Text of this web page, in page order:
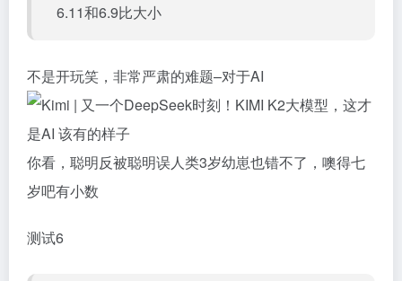
6.11和6.9比大小
不是开玩笑，非常严肃的难题–对于AI
你看，聪明反被聪明误人类3岁幼崽也错不了，噢得七
岁吧有小数
测试6